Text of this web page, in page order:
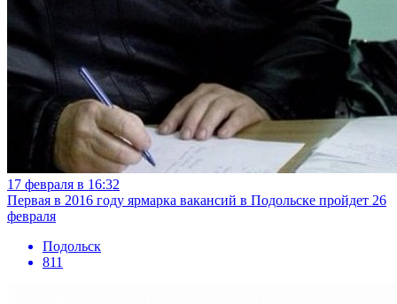
17 февраля в 16:32
Первая в 2016 году ярмарка вакансий в Подольске пройдет 26
февраля
Подольск
811